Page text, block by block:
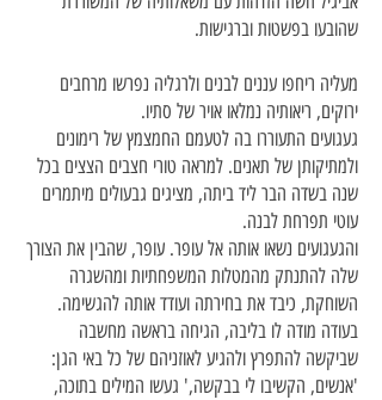
שהובעו בפשטות וברגישות.
מעליה ריחפו עננים לבנים ולרגליה נפרשו מרחבים
ירוקים, ריאותיה נמלאו אויר של סתיו.
געגועים התעוררו בה לטעמם החמצמץ של רימונים
ולמתיקותן של תאנים. למראה טורי חצבים הצצים בכל
שנה בשדה הבר ליד ביתה, מציגים גבעולים מיתמרים
עוטי תפרחת לבנה.
והגעגועים נשאו אותה אל עופר. עופר, שהבין את הצורך
שלה להתנתק מהמטלות המשפחתיות ומהשגרה
השוחקת, כיבד את בחירתה ועודד אותה להגשימה.
בעודה מודה לו בליבה, הגיחה בראשה מחשבה
שביקשה להתפרץ ולהגיע לאוזניהם של כל באי הגן:
'אנשים, הקשיבו לי בבקשה,' געשו המילים בתוכה,